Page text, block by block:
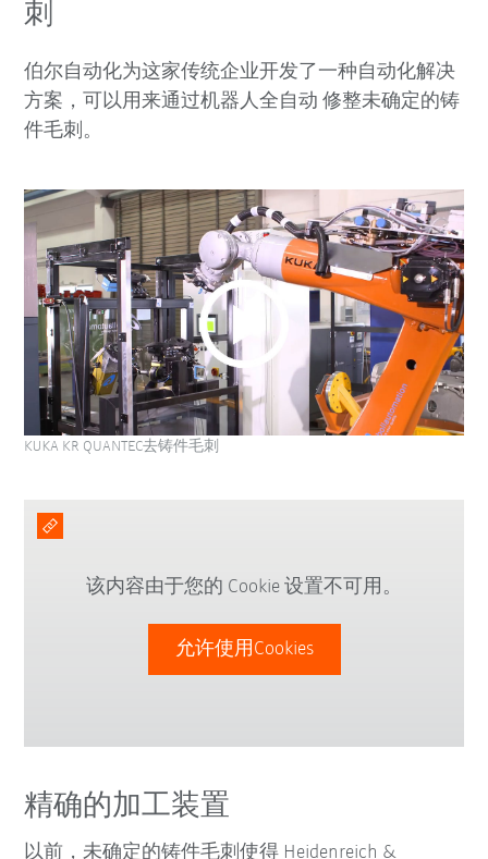
刺
伯尔自动化为这家传统企业开发了一种自动化解决
方案，可以用来通过机器人全自动 修整未确定的铸
件毛刺。
KUKA KR QUANTEC去铸件毛刺
该内容由于您的 Cookie 设置不可用。
允许使用Cookies
精确的 加工装置
以前，未确定的铸件毛刺使得 Heidenreich &